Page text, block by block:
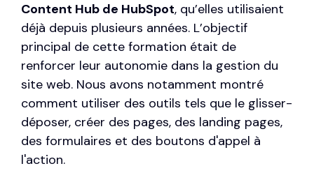
Content Hub de HubSpot, qu’elles utilisaient
déjà depuis plusieurs années. L’objectif
principal de cette formation était de
renforcer leur autonomie dans la gestion du
site web. Nous avons notamment montré
comment utiliser des outils tels que le glisser-
déposer, créer des pages, des landing pages,
des formulaires et des boutons d'appel à
l'action.